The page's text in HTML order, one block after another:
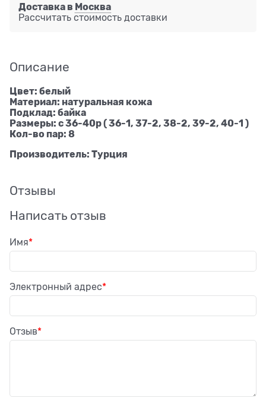
Доставка в Москва
Рассчитать стоимость доставки
Описание
Цвет: белый
Материал: натуральная кожа
Подклад: байка
Размеры: с 36-40р ( 36-1, 37-2, 38-2, 39-2, 40-1 )
Кол-во пар: 8
Производитель: Турция
Отзывы
Написать отзыв
Имя
Электронный адрес
Отзыв